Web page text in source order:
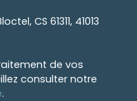
CS 61311, 41013
de vos
consulter notre
.